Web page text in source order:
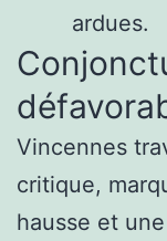
ardues.
Vincennes
critique,
hausse et